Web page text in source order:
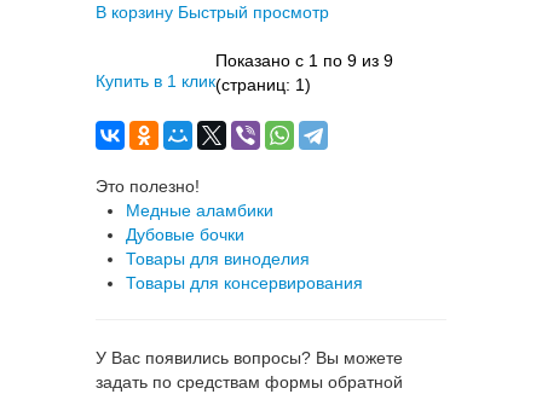
В корзину Быстрый просмотр
Купить в 1 клик
Показано с 1 по 9 из 9
(страниц: 1)
Это полезно!
Медные аламбики
Дубовые бочки
Товары для виноделия
Товары для консервирования
У Вас появились вопросы? Вы можете
задать по средствам формы обратной